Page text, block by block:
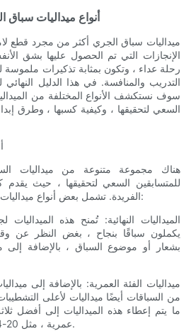
- أنواع ميداليات
ميداليات سباق الجري أكثر من مجرد قطع
الإنجازات التي تم الحصول عليها بشق
رحلة عداء ، وتكون بمثابة تذكيرات ملموسة
التدريب والمنافسة. في هذا الدليل
سوف نستكشف الأنواع المختلفة من
السعي لتحقيقها ، وكيفية كسبها ، وطرق
هناك مجموعة متنوعة من ميداليات
للمتسابقين السعي لتحقيقها ، حيث يقدم
الفريدة. تشمل بعض أنواع ميداليات سباق الجري الأكثر شيوعًا:
يكملون سباقًا بنجاح ، بغض النظر عن وقت
من السباقات أيضًا ميداليات لأعلى
ما يتم إعطاء هذه الميداليات إلى أفضل
عمرية ، مثل 20-24 ، 25-29 ، وما إلى ذلك.